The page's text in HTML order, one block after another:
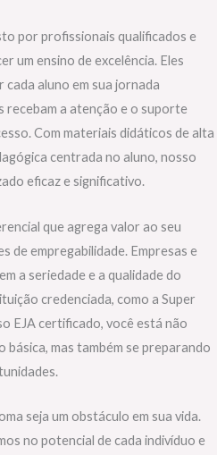
por profissionais qualificados e
um ensino de excelência. Eles
aluno em sua jornada
a atenção e o suporte
Com materiais didáticos de alta
centrada no aluno, nosso
eficaz e significativo.
que agrega valor ao seu
de empregabilidade. Empresas e
a seriedade e a qualidade do
credenciada, como a Super
EJA certificado, você está não
básica, mas também se preparando
seja um obstáculo em sua vida.
no potencial de cada indivíduo e